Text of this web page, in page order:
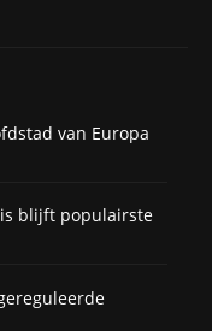
van Europa
blijft populairste